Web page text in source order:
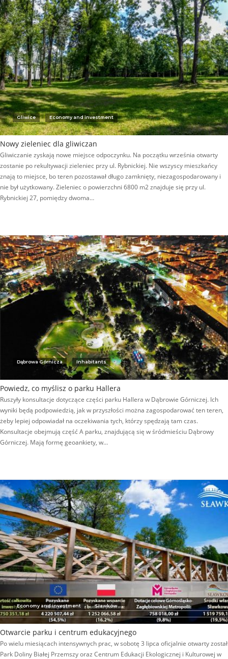
Gliwice Economy and investment
Nowy zieleniec dla gliwiczan
Gliwiczanie zyskają nowe miejsce odpoczynku. Na początku września otwarty
zostanie po rekultywacji zieleniec przy ul. Rybnickiej. Nie wszyscy mieszkańcy
znają to miejsce, bo teren pozostawał długo zamknięty, niezagospodarowany i
nie był użytkowany. Zieleniec o powierzchni 6800 m2 znajduje się przy ul.
Rybnickiej 27, pomiędzy dwoma…
Dąbrowa Górnicza Inhabitants
Powiedz, co myślisz o parku Hallera
Ruszyły konsultacje dotyczące części parku Hallera w Dąbrowie Górniczej. Ich
wyniki będą podpowiedzią, jak w przyszłości można zagospodarować ten teren,
żeby lepiej odpowiadał na oczekiwania tych, którzy spędzają tam czas.
Konsultacje obejmują część A parku, znajdującą się w śródmieściu Dąbrowy
Górniczej. Mają formę geoankiety, w…
Economy and investment Sławków
Otwarcie parku i centrum edukacyjnego
Po wielu miesiącach intensywnych prac, w sobotę 3 lipca oficjalnie otwarty został
Park Doliny Białej Przemszy oraz Centrum Edukacji Ekologicznej i Kulturowej w